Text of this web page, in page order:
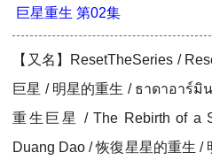
巨星重生 第02集
【又名】ResetTheSeries /
巨星 / 明星的重生 / ธาดาอาร์มิ
重生巨星 / The Rebirth of a
Duang Dao / 恢復星星的重生 /